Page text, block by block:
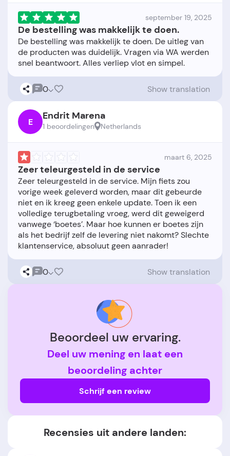
september 19, 2025
De bestelling was makkelijk te doen.
De bestelling was makkelijk te doen. De uitleg van
de producten was duidelijk. Vragen via WA werden
0 Show translation
E Endrit Marena
1 beoordelingen Netherlands
maart 6, 2025
Zeer teleurgesteld in de service
Zeer teleurgesteld in de service. Mijn fiets zou
vorige week geleverd worden, maar dit gebeurde
niet en ik kreeg geen enkele update. Toen ik een
volledige terugbetaling vroeg, werd dit geweigerd
vanwege ‘boetes’. Maar hoe kunnen er boetes zijn
als het bedrijf zelf de levering niet nakomt? Slechte
0 Show translation
Beoordeel uw ervaring.
Deel uw mening en laat een
beoordeling achter
Schrijf een review
Recensies uit andere landen: